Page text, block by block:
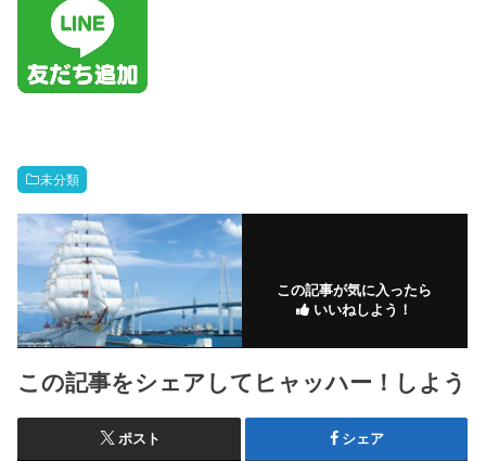
未分類
この記事が気に入ったら
いいねしよう！
この記事をシェアしてヒャッハー！しよう
ポスト シェア